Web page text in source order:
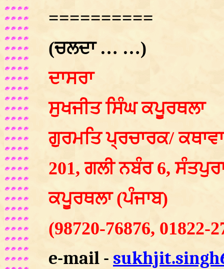
==========
(ਚਲਦਾ … …)
ਦਾਸਰਾ
ਸੁਖਜੀਤ ਸਿੰਘ ਕਪੂਰਥਲਾ
ਗੁਰਮਤਿ ਪ੍ਰਚਾਰਕ/
201, ਗਲੀ ਨਬੰਰ 6,
ਕਪੂਰਥਲਾ (ਪੰਜਾਬ)
(98720-76876, 01822-
e-mail -